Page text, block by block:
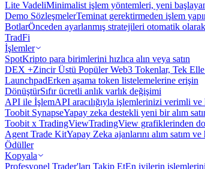
Lite VadeliMinimalist işlem yöntemleri, yeni
Demo SözleşmelerTeminat gerektirmeden işlem
BotlarÖnceden ayarlanmış stratejileri otomatik
TradFi
İşlemler
SpotKripto para birimlerini hızlıca alın veya satın
DEX +Zincir Üstü Popüler Web3 Tokenlar, Tek
LaunchpadErken aşama token listelemelerine erişin
DönüştürSıfır ücretli anlık varlık değişimi
API ile İşlemAPI aracılığıyla işlemlerinizi verimli ve
Toobit SynapseYapay zeka destekli yeni bir alım
Toobit x TradingViewTradingView grafiklerinden
Agent Trade KitYapay Zeka ajanlarını alım satım
Ödüller
Kopyala
Profesyonel Trader'ları Takip EtEn iyilerin